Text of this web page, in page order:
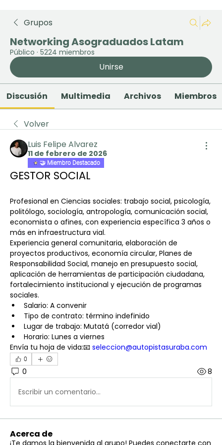
Grupos
Networking Asograduados Latam
Público · 5224 miembros
Unirse
Discusión Multimedia Archivos Miembros
Volver
Luis Felipe Alvarez
11 de febrero de 2026
🤝 Miembro Destacado
GESTOR SOCIAL
Profesional en Ciencias sociales: trabajo social, psicología,
politólogo, sociología, antropología, comunicación social,
economista o afines, con experiencia específica 3 años o
más en infraestructura vial.
Experiencia general comunitaria, elaboración de
proyectos productivos, economía circular, Planes de
Responsabilidad Social, manejo en presupuesto social,
aplicación de herramientas de participación ciudadana,
fortalecimiento institucional y ejecución de programas
sociales.
Salario: A convenir
Tipo de contrato: término indefinido
Lugar de trabajo: Mutatá (corredor vial)
Horario: Lunes a viernes
Envía tu hoja de vida:📧 seleccion@autopistasuraba.com
0
0 8
Escribir un comentario...
Acerca de
¡Te damos la bienvenida al grupo! Puedes conectarte con